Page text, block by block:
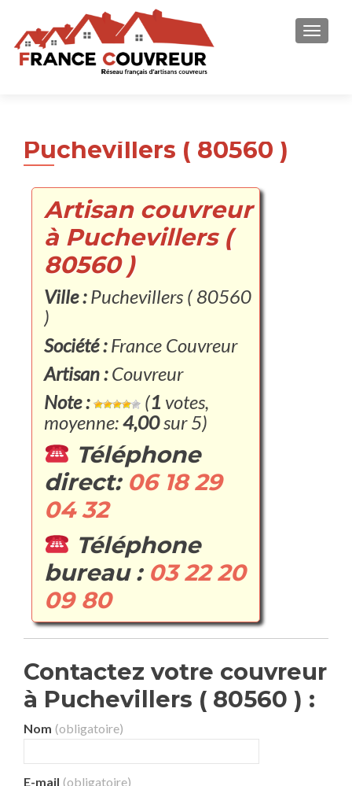
Puchevillers ( 80560 )
Artisan couvreur
à Puchevillers (
80560 )
Ville :Puchevillers ( 80560
)
Société :France Couvreur
Artisan :Couvreur
Note :
(1 votes,
moyenne:4,00sur 5)
Téléphone
direct: 06 18 29
04 32
Téléphone
bureau : 03 22 20
09 80
Contactez votre couvreur
à Puchevillers ( 80560 ) :
Nom (obligatoire)
E-mail (obligatoire)